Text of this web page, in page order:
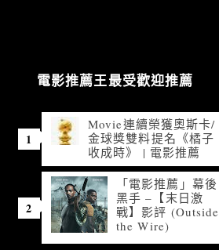
電影推薦王最受歡迎推薦
Movie連續榮獲奧斯卡/
金球獎雙料提名《橘子
收成時》 | 電影推薦
「電影推薦」幕後
黑手 –【末日激
戰】影評 (Outside
the Wire)